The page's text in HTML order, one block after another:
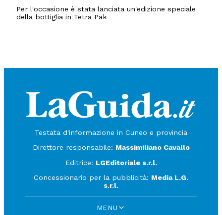
Per l'occasione è stata lanciata un'edizione speciale
della bottiglia in Tetra Pak
Testata d'informazione in Cuneo e provincia
Direttore responsabile: Massimiliano Cavallo
Editrice: LGEditoriale s.r.l.
Concessionario per la pubblicità: Media L.G.
s.r.l.
MENU